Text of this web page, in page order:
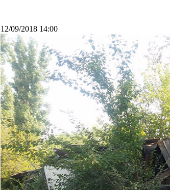
12/09/2018 14:00